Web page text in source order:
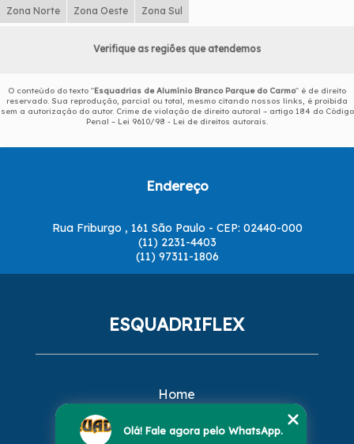
Zona Norte Zona Oeste Zona Sul
Verifique as regiões que atendemos
O conteúdo do texto "Esquadrias de Alumínio Branco Parque do Carmo" é de direito
reservado. Sua reprodução, parcial ou total, mesmo citando nossos links, é proibida
sem a autorização do autor. Crime de violação de direito autoral – artigo 184 do Código
Penal – Lei 9610/98 - Lei de direitos autorais.
Endereço
Rua Friburgo , 161 São Paulo - CEP: 02440-000
(11) 2231-4403
(11) 97311-1806
ESQUADRIFLEX
Home
Missão
Olá! Fale agora pelo WhatsApp.